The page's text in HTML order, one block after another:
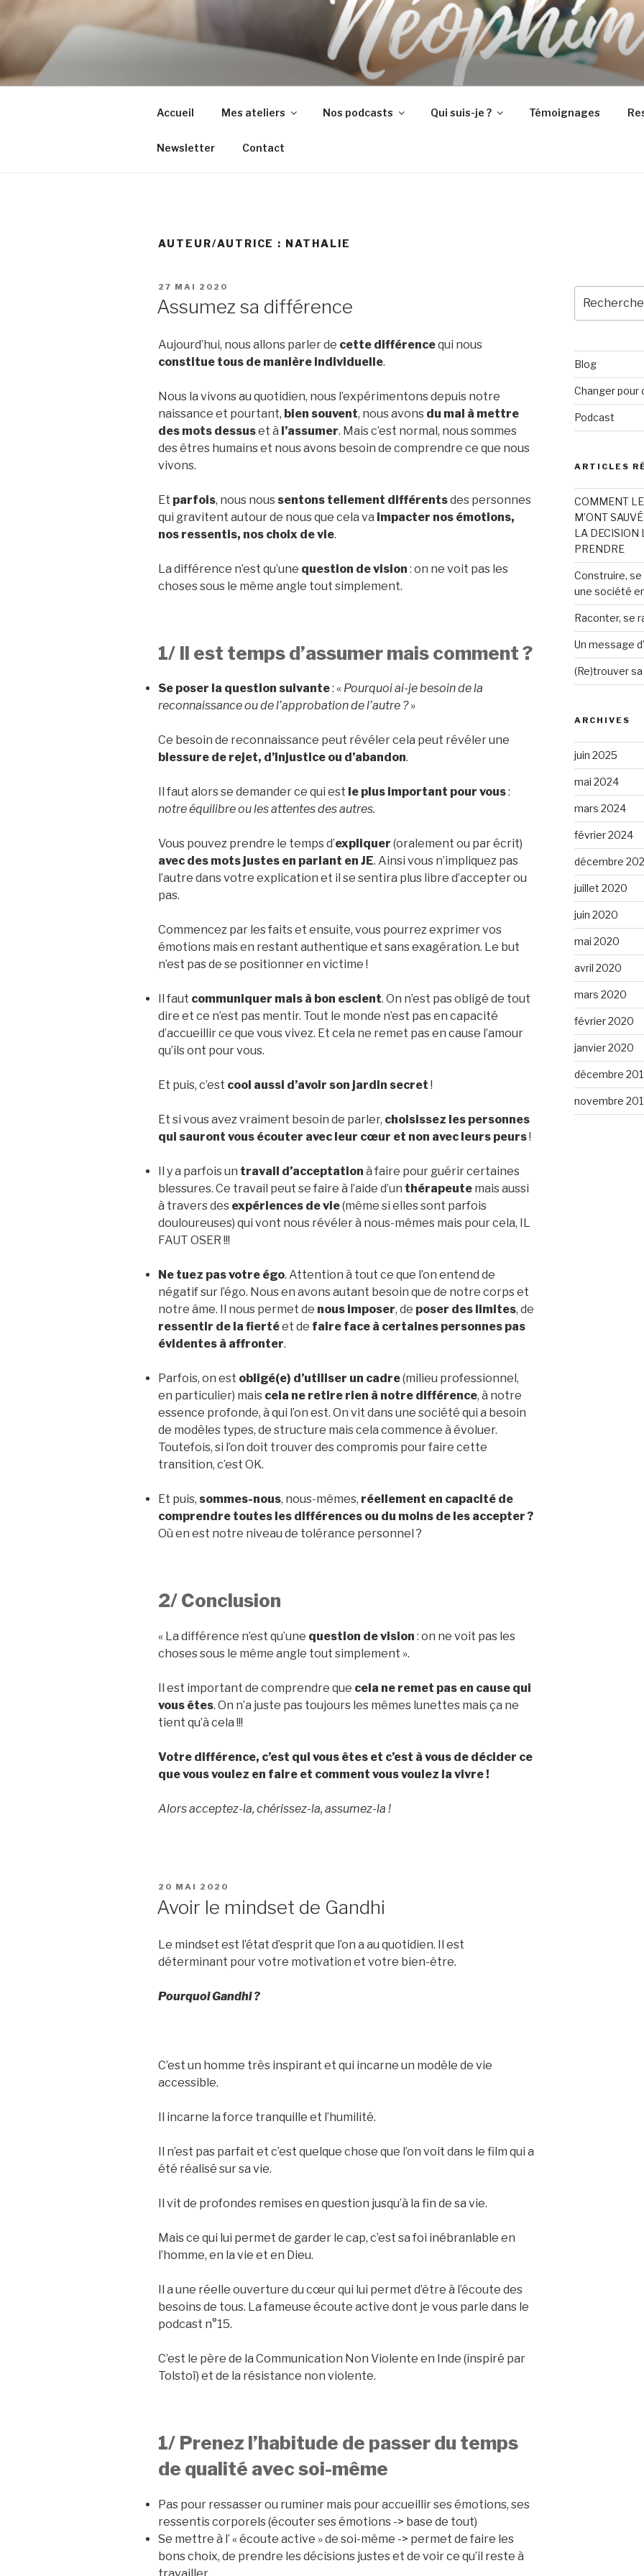
contenu
principal
Accueil Mes ateliers Nos podcasts Qui suis-je ? Témoignages
Newsletter Contact
AUTEUR/AUTRICE : NATHALIE
PUBLIÉ
27 MAI 2020
Assumez sa différence
Aujourd’hui, nous allons parler de cette différencequi nous
constitue tous de manière individuelle.
Nous la vivons au quotidien, nous l’expérimentons depuis notre
naissance et pourtant, bien souvent, nous avons du mal à mettre
des mots dessuset à l’assumer. Mais c’est normal, nous sommes
des êtres humains et nous avons besoin de comprendre ce que nous
vivons.
Et parfois, nous noussentons tellement différentsdes personnes
qui gravitent autour de nous que cela va impacter nos émotions,
nos ressentis, nos choix de vie.
La différence n’est qu’une question de vision : on ne voit pas les
choses sous le même angle tout simplement.
1/ Il est temps d’assumer mais comment ?
Se poser la question suivante: « Pourquoi ai-je besoin de la
reconnaissance ou de l’approbation de l’autre ?»
Ce besoin de reconnaissance peut révéler cela peut révéler une
blessure de rejet, d’injustice ou d’abandon.
Il faut alors se demander ce qui est le plus important pour vous:
notre équilibre ou les attentes des autres.
Vous pouvez prendre le temps d’expliquer (oralement ou par écrit)
avec des mots justes en parlant en JE. Ainsi vous n’impliquez pas
l’autre dans votre explication et il se sentira plus libre d’accepter ou
pas.
Commencez par les faits et ensuite, vous pourrez exprimer vos
émotions mais en restant authentique et sans exagération. Le but
n’est pas de se positionner en victime !
Il faut communiquer mais à bon escient. On n’est pas obligé de tout
dire et ce n’est pas mentir. Tout le monde n’est pas en capacité
d’accueillir ce que vous vivez. Et cela ne remet pas en cause l’amour
qu’ils ont pour vous.
Et puis, c’est cool aussi d’avoir son jardin secret !
Et si vous avez vraiment besoin de parler, choisissez les personnes
qui sauront vous écouter avec leur cœur et non avec leurs peurs!
Il y a parfois un travail d’acceptation à faire pour guérir certaines
blessures. Ce travail peut se faire à l’aide d’un thérapeute mais aussi
à travers des expériences de vie(même si elles sont parfois
douloureuses) qui vont nous révéler à nous-mêmes mais pour cela, IL
FAUT OSER !!!
Ne tuez pas votre égo. Attention à tout ce que l’on entend de
négatif sur l’égo. Nous en avons autant besoin que de notre corps et
notre âme. Il nous permet de nous imposer, de poser des limites, de
ressentir de la fiertéet de faire face à certaines personnes pas
évidentes à affronter.
Parfois, on est obligé(e) d’utiliser un cadre(milieu professionnel,
en particulier) mais cela ne retire rien à notre différence, à notre
essence profonde, à qui l’on est. On vit dans une société qui a besoin
de modèles types, de structure mais cela commence à évoluer.
Toutefois, si l’on doit trouver des compromis pour faire cette
transition, c’est OK.
Et puis, sommes-nous, nous-mêmes, réellement en capacité de
comprendre toutes les différences ou du moins de les accepter ?
Où en est notre niveau de tolérance personnel ?
2/ Conclusion
« La différence n’est qu’une question de vision : on ne voit pas les
choses sous le même angle tout simplement ».
Il est important de comprendre que cela ne remet pas en cause qui
vous êtes. On n’a juste pas toujours les mêmes lunettes mais ça ne
tient qu’à cela !!!
Votre différence, c’est qui vous êtes et c’est à vous de décider ce
que vous voulez en faire et comment vous voulez la vivre !
Alors acceptez-la, chérissez-la, assumez-la !
PUBLIÉ
20 MAI 2020
Avoir le mindset de Gandhi
Le mindset est l’état d’esprit que l’on a au quotidien. Il est
déterminant pour votre motivation et votre bien-être.
Pourquoi Gandhi ?
C’est un homme très inspirant et qui incarne un modèle de vie
accessible.
Il incarne la force tranquille et l’humilité.
Il n’est pas parfait et c’est quelque chose que l’on voit dans le film qui a
été réalisé sur sa vie.
Il vit de profondes remises en question jusqu’à la fin de sa vie.
Mais ce qui lui permet de garder le cap, c’est sa foi inébranlable en
l’homme, en la vie et en Dieu.
Il a une réelle ouverture du cœur qui lui permet d’être à l’écoute des
besoins de tous. La fameuse écoute active dont je vous parle dans le
podcast n°15.
C’est le père de la Communication Non Violente en Inde (inspiré par
Tolstoï) et de la résistance non violente.
1/ Prenez l’habitude de passer du temps
de qualité avec soi-même
Pas pour ressasser ou ruminer mais pour accueillir ses émotions, ses
ressentis corporels (écouter ses émotions -> base de tout)
Se mettre à l’ « écoute active » de soi-même -> permet de faire les
bons choix, de prendre les décisions justes et de voir ce qu’il reste à
travailler.
pour
:
Blog
Changer pour
Podcast
ARTICLES
COMMENT
M’ONT
LA DECISION
PRENDRE
Construire,
une société
Raconter, se
Un message
(Re)trouver
ARCHIVES
juin 2025
mai 2024
mars 2024
février 2024
décembre
juillet 2020
juin 2020
mai 2020
avril 2020
mars 2020
février 2020
janvier 2020
décembre
novembre